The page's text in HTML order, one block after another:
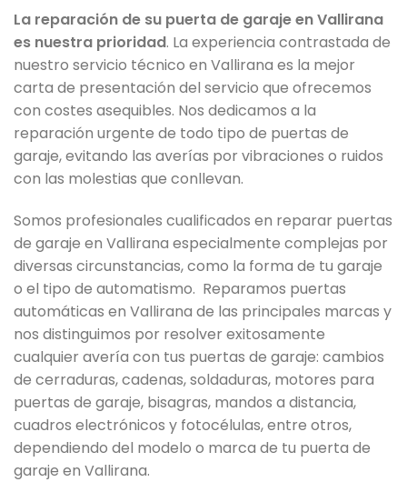
La reparación de su puerta de garaje en Vallirana
es nuestra prioridad. La experiencia contrastada de
nuestro servicio técnico en Vallirana es la mejor
carta de presentación del servicio que ofrecemos
con costes asequibles. Nos dedicamos a la
reparación urgente de todo tipo de puertas de
garaje, evitando las averías por vibraciones o ruidos
con las molestias que conllevan.
Somos profesionales cualificados en reparar puertas
de garaje en Vallirana especialmente complejas por
diversas circunstancias, como la forma de tu garaje
o el tipo de automatismo. Reparamos puertas
automáticas en Vallirana de las principales marcas y
nos distinguimos por resolver exitosamente
cualquier avería con tus puertas de garaje: cambios
de cerraduras, cadenas, soldaduras, motores para
puertas de garaje, bisagras, mandos a distancia,
cuadros electrónicos y fotocélulas, entre otros,
dependiendo del modelo o marca de tu puerta de
garaje en Vallirana.